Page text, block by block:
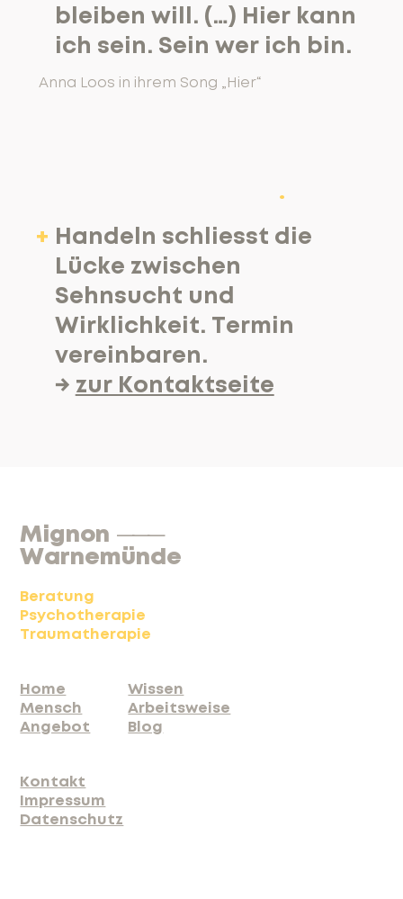
bleiben will. (…) Hier kann
ich sein. Sein wer ich bin.
Anna Loos in ihrem Song „Hier“
Handeln schliesst die
Lücke zwischen
Sehnsucht und
Wirklichkeit. Termin
vereinbaren.
→ zur Kontaktseite
Mignon ———
Warnemünde
Beratung
Psychotherapie
Traumatherapie
Home
Mensch
Angebot
Wissen
Arbeitsweise
Blog
Kontakt
Impressum
Datenschutz